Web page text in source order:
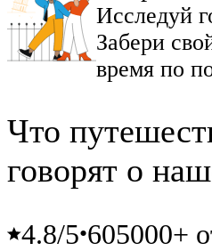
Исследуй
Забери
время по
Что
говорят о
4.8/5•605000+